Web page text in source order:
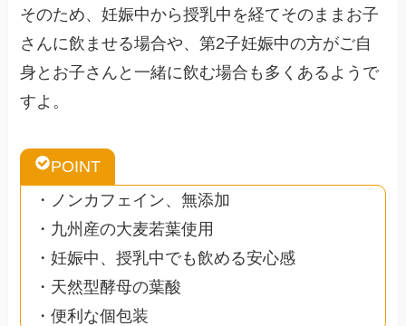
そのため、妊娠中から授乳中を経てそのままお子
さんに飲ませる場合や、第2子妊娠中の方がご自
身とお子さんと一緒に飲む場合も多くあるようで
すよ。
POINT
・ノンカフェイン、無添加
・九州産の大麦若葉使用
・妊娠中、授乳中でも飲める安心感
・天然型酵母の葉酸
・便利な個包装